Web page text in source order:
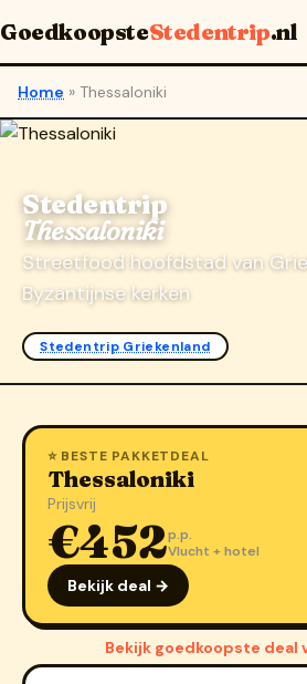
GoedkoopsteStedentrip.nl
Home » Thessaloniki
Stedentrip Griekenland
Stedentrip
Thessaloniki
Streetfood hoofdstad van
Byzantijnse kerken
⭐ BESTE PAKKETDEAL
Thessaloniki
Prijsvrij
€452p.p.
Vlucht + hotel
Bekijk deal →
Bekijk goedkoopste deal